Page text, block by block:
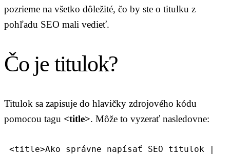
pozrieme na všetko dôležité, čo by ste o titulku z
pohľadu SEO mali vedieť.
Čo je titulok?
Titulok sa zapisuje do hlavičky zdrojového kódu
pomocou tagu <title>. Môže to vyzerať nasledovne:
<title>Ako správne napísať SEO titulok |